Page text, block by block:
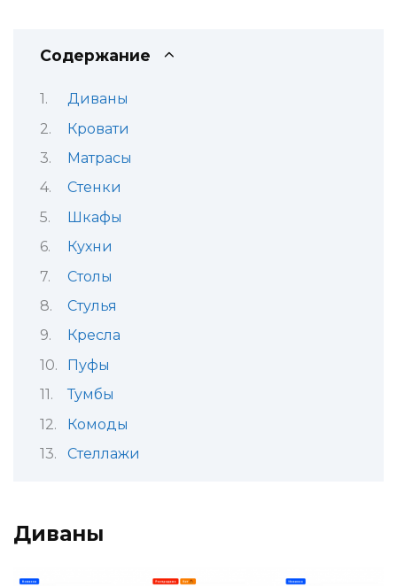
Содержание
Диваны
Кровати
Матрасы
Стенки
Шкафы
Кухни
Столы
Стулья
Кресла
Пуфы
Тумбы
Комоды
Стеллажи
Диваны